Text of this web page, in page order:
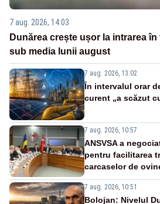
7 aug. 2026, 14:03
Dunărea crește ușor la intrarea
sub media lunii august
7 aug. 2026, 13:02
În intervalul orar
curent „a scăzut
7 aug. 2026, 10:57
ANSVSA a
pentru facilitarea
carcaselor de
7 aug. 2026, 10:51
Bolojan: Nivelul